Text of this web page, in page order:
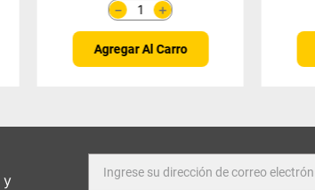
＋
－
Agregar Al Carro
y